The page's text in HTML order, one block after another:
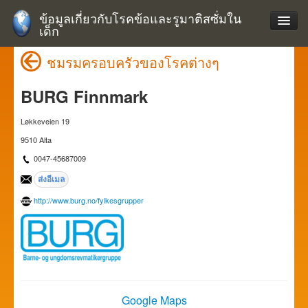
ข้อมูลเกี่ยวกับโรคข้อและรูมาติสซั่มใน
เด็ก
ชมรมครอบครัวของโรคต่างๆ
BURG Finnmark
Løkkeveien 19
9510 Alta
0047-45687009
http://www.burg.no/fylkesgrupper
Google Maps